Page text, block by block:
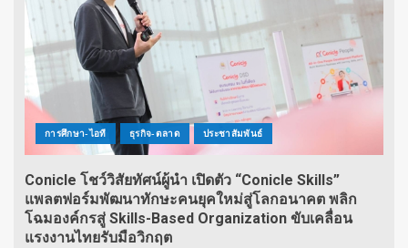
การศึกษา-ไอที ธุรกิจ-ตลาด ประชาสัมพันธ์
Conicle โชว์วิสัยทัศน์ผู้นำ เปิดตัว “Conicle Skills”
แพลตฟอร์มพัฒนาทักษะคนยุคใหม่สู่โลกอนาคต พลิก
โฉมองค์กรสู่ Skills-Based Organization ขับเคลื่อน
แรงงานไทยรับมือวิกฤต